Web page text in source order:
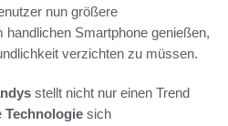
nun größere
handlichen Smartphone genießen,
verzichten zu müssen.
stellt nicht nur einen Trend
Technologie sich